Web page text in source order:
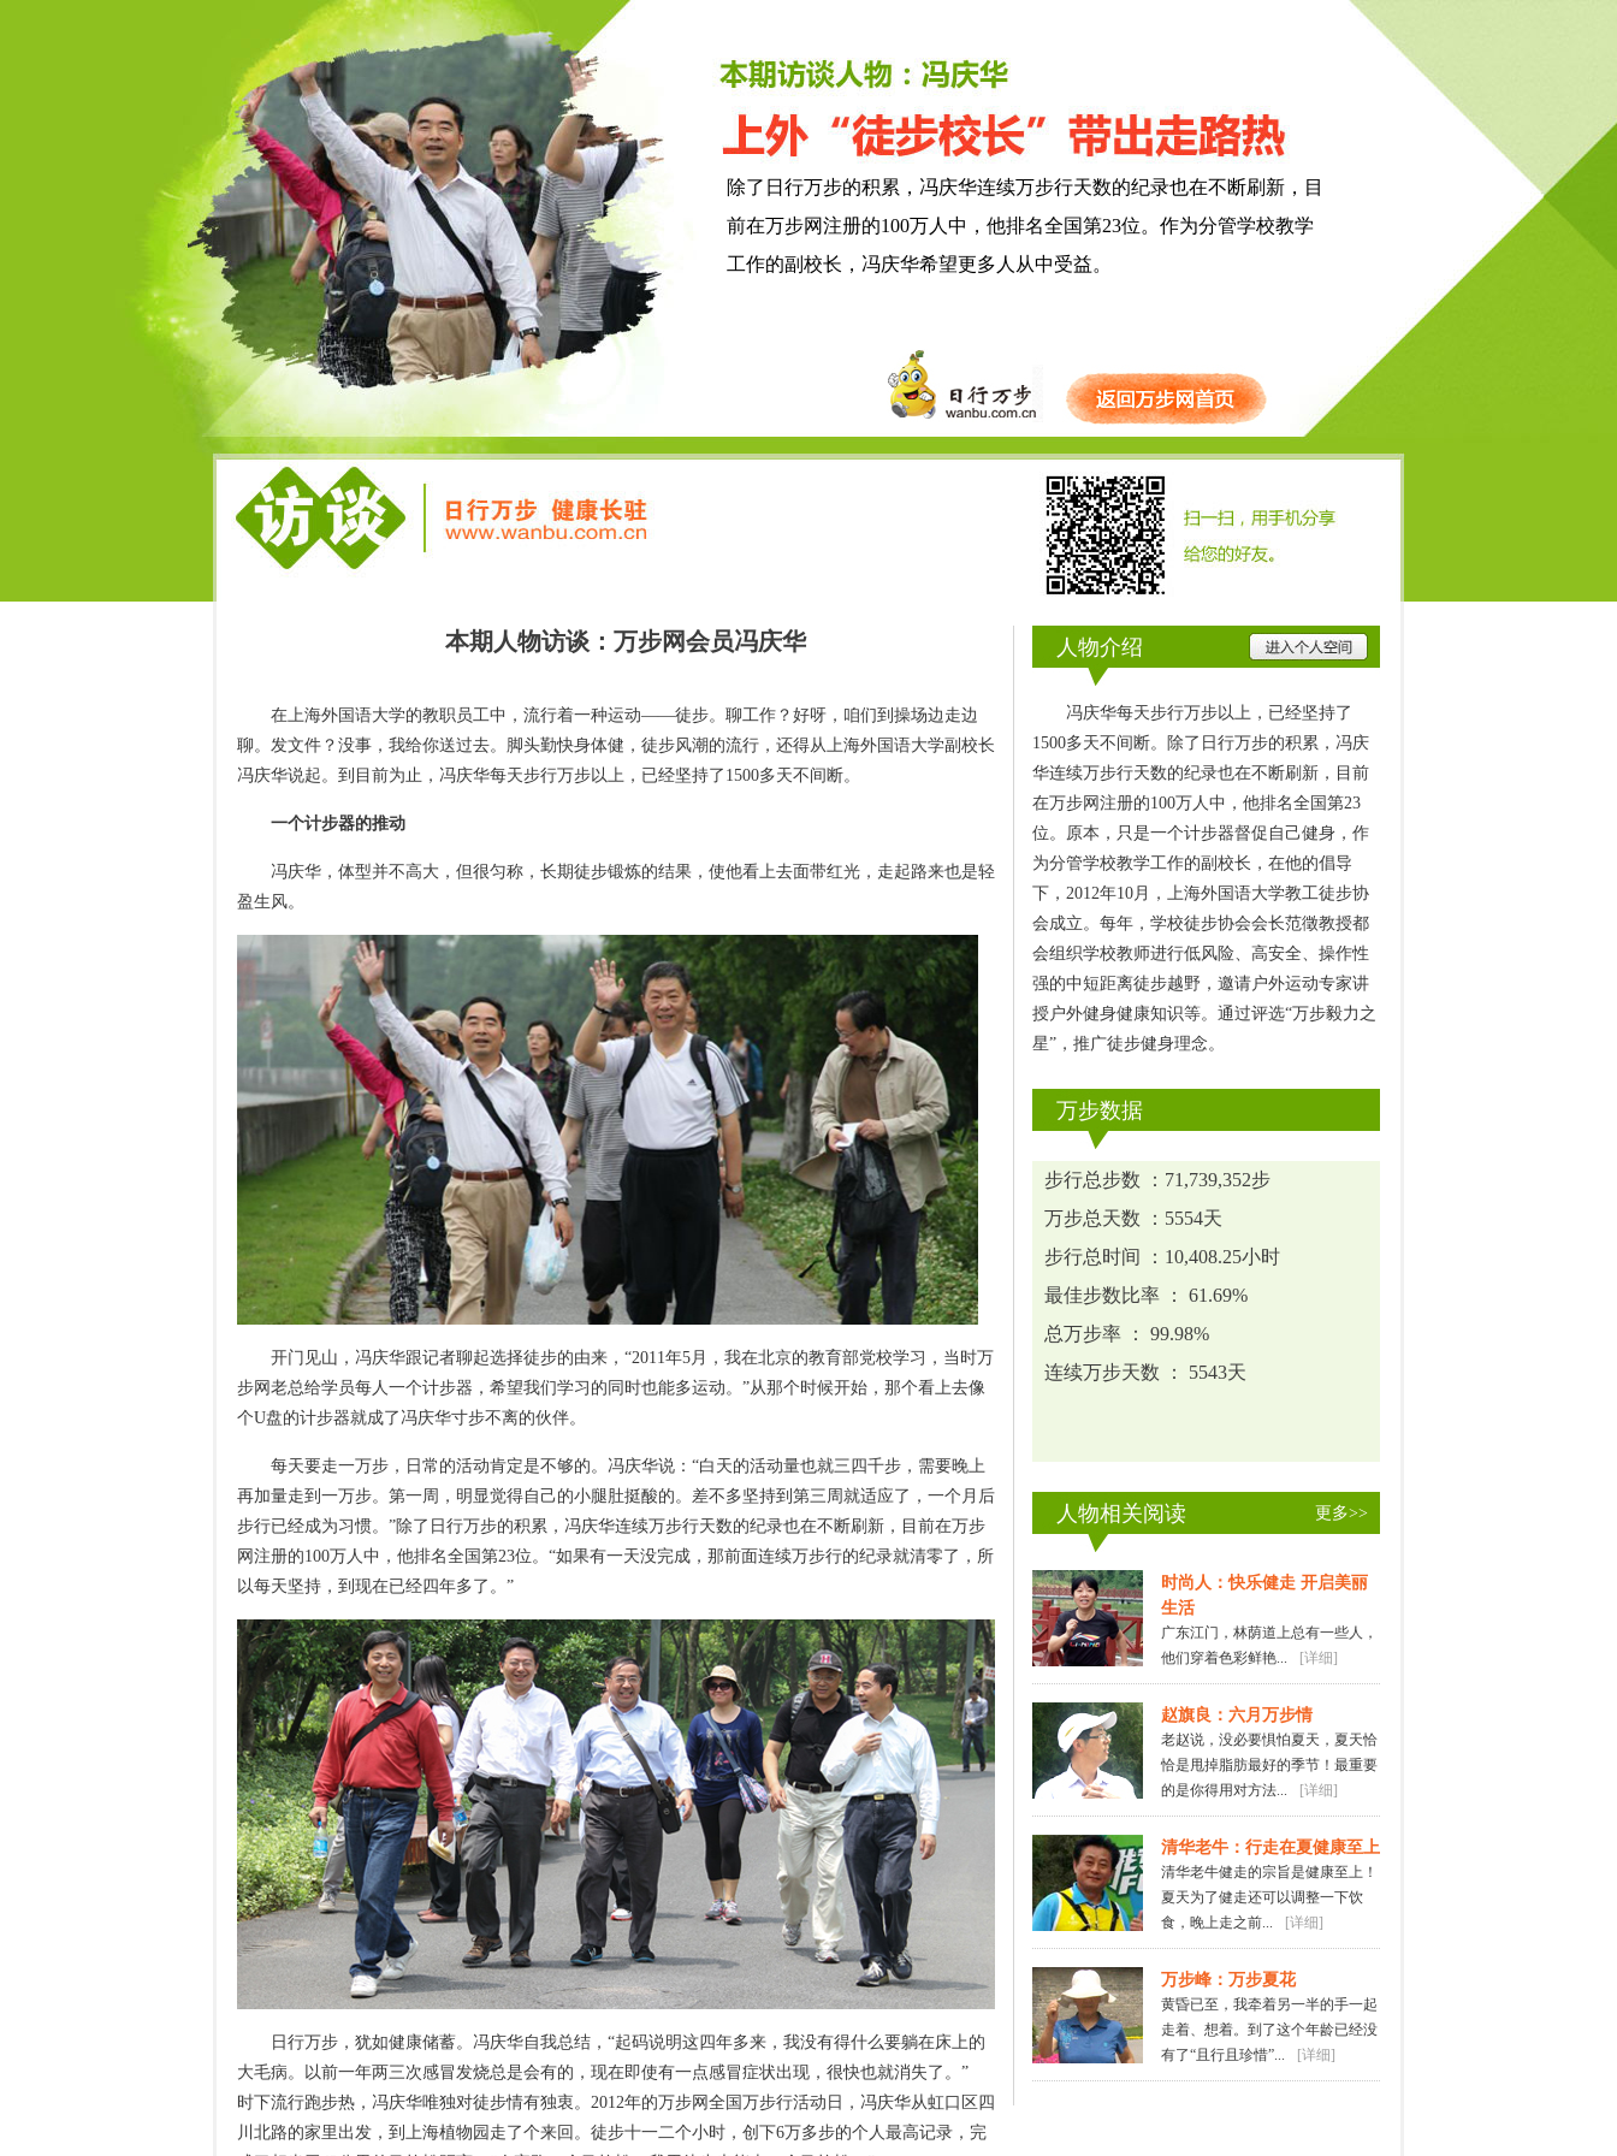
除了日行万步的积累，冯庆华连续万步行天数的纪录也在不断刷新，目
前在万步网注册的100万人中，他排名全国第23位。作为分管学校教学
工作的副校长，冯庆华希望更多人从中受益。
本期人物访谈： 万步网会员冯庆华
在上海外国语大学的教职员工中，流行着一种运动——徒步。聊工作？好呀，咱们到操场边走边
聊。发文件？没事，我给你送过去。脚头勤快身体健，徒步风潮的流行，还得从上海外国语大学副校长
冯庆华说起。到目前为止，冯庆华每天步行万步以上，已经坚持了1500多天不间断。
一个计步器的推动
冯庆华，体型并不高大，但很匀称，长期徒步锻炼的结果，使他看上去面带红光，走起路来也是轻
盈生风。
开门见山，冯庆华跟记者聊起选择徒步的由来，“2011年5月，我在北京的教育部党校学习，当时万
步网老总给学员每人一个计步器，希望我们学习的同时也能多运动。”从那个时候开始，那个看上去像
个U盘的计步器就成了冯庆华寸步不离的伙伴。
每天要走一万步，日常的活动肯定是不够的。冯庆华说：“白天的活动量也就三四千步，需要晚上
再加量走到一万步。第一周，明显觉得自己的小腿肚挺酸的。差不多坚持到第三周就适应了，一个月后
步行已经成为习惯。”除了日行万步的积累，冯庆华连续万步行天数的纪录也在不断刷新，目前在万步
网注册的100万人中，他排名全国第23位。“如果有一天没完成，那前面连续万步行的纪录就清零了，所
以每天坚持，到现在已经四年多了。”
日行万步，犹如健康储蓄。冯庆华自我总结，“起码说明这四年多来，我没有得什么要躺在床上的
大毛病。以前一年两三次感冒发烧总是会有的，现在即使有一点感冒症状出现，很快也就消失了。”
时下流行跑步热，冯庆华唯独对徒步情有独衷。2012年的万步网全国万步行活动日，冯庆华从虹口区四
川北路的家里出发，到上海植物园走了个来回。徒步十一二个小时，创下6万多步的个人最高记录，完
人物介绍
冯庆华每天步行万步以上，已经坚持了
1500多天不间断。除了日行万步的积累，冯庆
华连续万步行天数的纪录也在不断刷新，目前
在万步网注册的100万人中，他排名全国第23
位。原本，只是一个计步器督促自己健身，作
为分管学校教学工作的副校长，在他的倡导
下，2012年10月，上海外国语大学教工徒步协
会成立。每年，学校徒步协会会长范徵教授都
会组织学校教师进行低风险、高安全、操作性
强的中短距离徒步越野，邀请户外运动专家讲
授户外健身健康知识等。通过评选“万步毅力之
星”，推广徒步健身理念。
万步数据
步行总步数 ：71,739,352步
万步总天数 ：5554天
步行总时间 ：10,408.25小时
最佳步数比率 ： 61.69%
总万步率 ： 99.98%
连续万步天数 ： 5543天
人物相关阅读 更多>>
时尚人：快乐健走 开启美丽
生活
广东江门，林荫道上总有一些人，
他们穿着色彩鲜艳...
[详细]
赵旗良：六月万步情
老赵说，没必要惧怕夏天，夏天恰
恰是甩掉脂肪最好的季节！最重要
的是你得用对方法...
[详细]
清华老牛：行走在夏健康至上
清华老牛健走的宗旨是健康至上！
夏天为了健走还可以调整一下饮
食，晚上走之前...
[详细]
万步峰：万步夏花
黄昏已至，我牵着另一半的手一起
走着、想着。到了这个年龄已经没
有了“且行且珍惜”...
[详细]